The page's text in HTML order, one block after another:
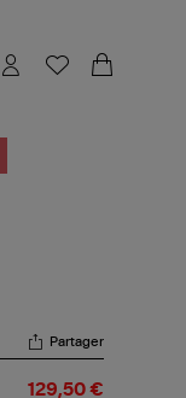
Partager
129,50 €